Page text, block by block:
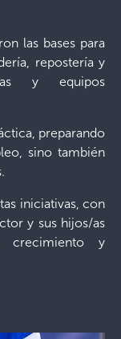
las bases para
repostería y
y equipos
preparando
sino también
iniciativas, con
y sus hijos/as
crecimiento y